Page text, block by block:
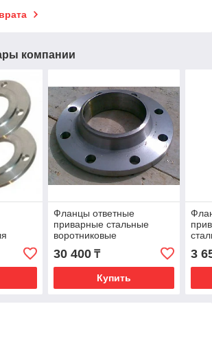
компании
Фланцы ответные
приварные стальные
воротниковые
ГОСТ12821-80 Ру-40
Ду-200
30 400₸
Купить
3